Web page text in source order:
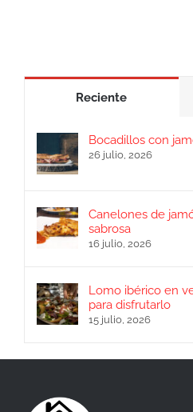
Reciente
Bocadillos con
26 julio, 2026
Canelones de
sabrosa
16 julio, 2026
Lomo ibérico en
para disfrutarlo
15 julio, 2026